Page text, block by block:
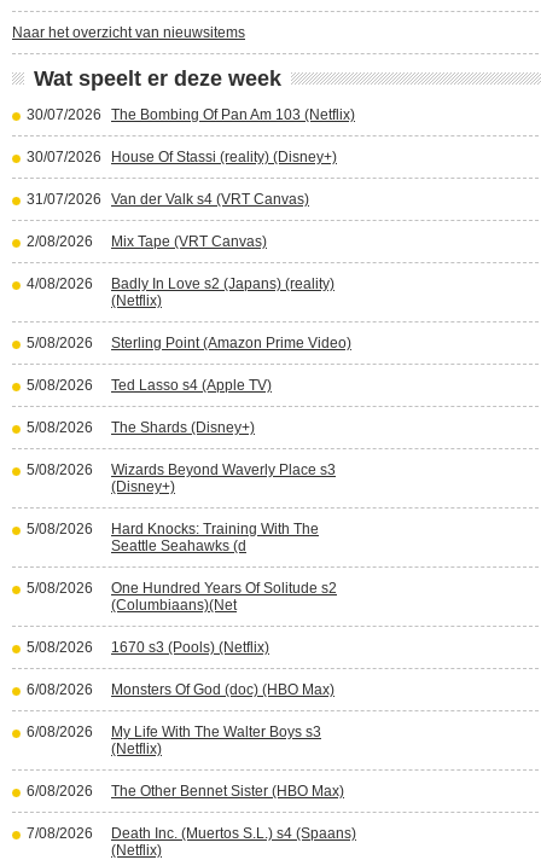
Naar het overzicht van nieuwsitems
Wat speelt er deze week
30/07/2026 The Bombing Of Pan Am 103 (Netflix)
30/07/2026 House Of Stassi (reality) (Disney+)
31/07/2026 Van der Valk s4 (VRT Canvas)
2/08/2026 Mix Tape (VRT Canvas)
4/08/2026
Badly In Love s2 (Japans) (reality)
(Netflix)
5/08/2026 Sterling Point (Amazon Prime Video)
5/08/2026 Ted Lasso s4 (Apple TV)
5/08/2026 The Shards (Disney+)
5/08/2026
Wizards Beyond Waverly Place s3
(Disney+)
5/08/2026
Hard Knocks: Training With The
Seattle Seahawks (d
5/08/2026
One Hundred Years Of Solitude s2
(Columbiaans)(Net
5/08/2026 1670 s3 (Pools) (Netflix)
6/08/2026 Monsters Of God (doc) (HBO Max)
6/08/2026
My Life With The Walter Boys s3
(Netflix)
6/08/2026 The Other Bennet Sister (HBO Max)
7/08/2026
Death Inc. (Muertos S.L.) s4 (Spaans)
(Netflix)